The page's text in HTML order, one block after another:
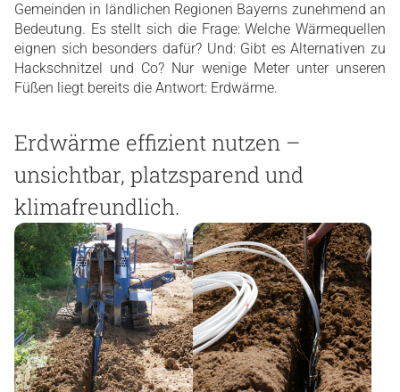
Gemeinden in ländlichen Regionen Bayerns zunehmend an
Bedeutung. Es stellt sich die Frage: Welche Wärmequellen
eignen sich besonders dafür? Und: Gibt es Alternativen zu
Hackschnitzel und Co? Nur wenige Meter unter unseren
Füßen liegt bereits die Antwort: Erdwärme.
Erdwärme effizient nutzen –
unsichtbar, platzsparend und
klimafreundlich.